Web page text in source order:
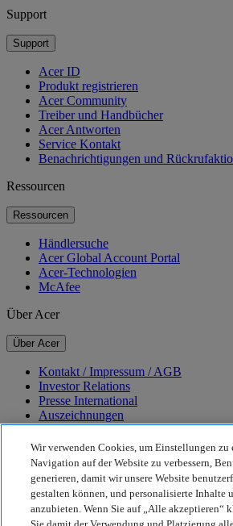
Support
Support
Acer ID
Produkt registrieren
Acer Community
Treiber und Handbücher
Acer Antworten
Service Kontakt
Benachrichtigungen und
Ressourcen
Ressourcen
Händlersuche
Acer Global Account Portal
Acer-Technologien
McAfee
Über Acer
Über Acer
Kontakt / Impressum / AGB
Investor Relations
Presse International
Auszeichnungen
Karriere
Nachhaltigkeit
Nachhaltigkeit
Wir verwenden Cookies, um Einstellungen zu
Navigation auf der Website zu verbessern,
generieren, damit wir unsere Website
gestalten können, und personalisierte Inhalte
anzubieten. Wenn Sie auf „Alle akzeptieren“